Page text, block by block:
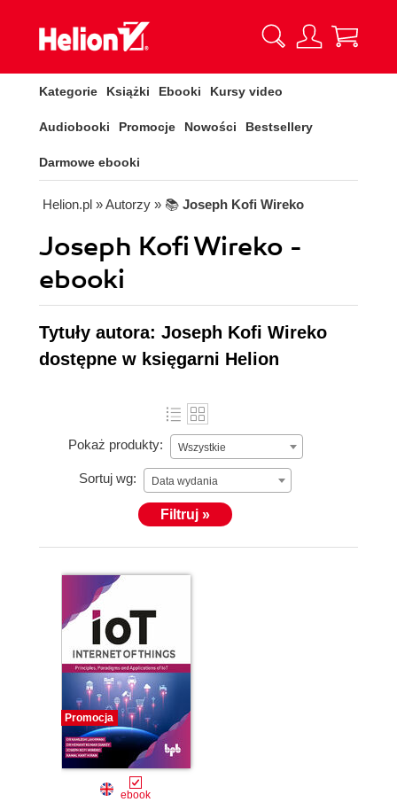
Kategorie Książki Ebooki Kursy video
Audiobooki Promocje Nowości Bestsellery
Darmowe ebooki
Helion.pl » Autorzy » 📚 Joseph Kofi Wireko
Joseph Kofi Wireko -
ebooki
Tytuły autora: Joseph Kofi Wireko
dostępne w księgarni Helion
Pokaż produkty: Wszystkie
Sortuj wg: Data wydania
Filtruj »
Promocja
ebook